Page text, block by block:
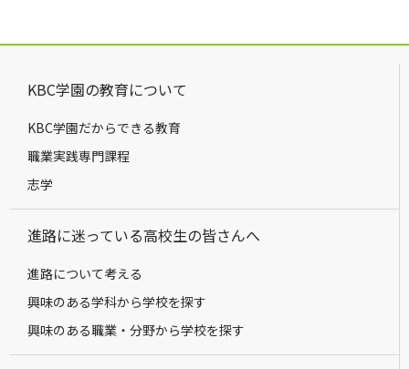
KBC学園の教育について
KBC学園だからできる教育
職業実践専門課程
志学
進路に迷っている高校生の皆さんへ
進路について考える
興味のある学科から学校を探す
興味のある職業・分野から学校を探す